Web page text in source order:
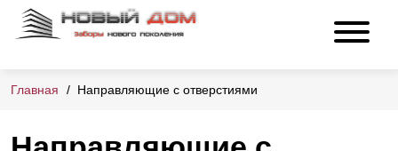
Главная Направляющие с отверстиями